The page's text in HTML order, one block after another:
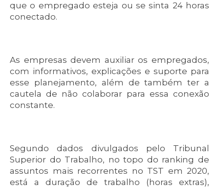
que o empregado esteja ou se sinta 24 horas
conectado.
As empresas devem auxiliar os empregados,
com informativos, explicações e suporte para
esse planejamento, além de também ter a
cautela de não colaborar para essa conexão
constante.
Segundo dados divulgados pelo Tribunal
Superior do Trabalho, no topo do ranking de
assuntos mais recorrentes no TST em 2020,
está a duração de trabalho (horas extras),